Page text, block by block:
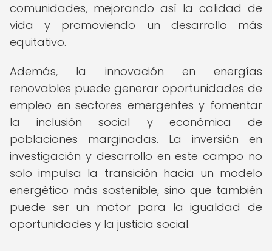
comunidades, mejorando así la calidad de
vida y promoviendo un desarrollo más
equitativo.
Además, la innovación en energías
renovables puede generar oportunidades de
empleo en sectores emergentes y fomentar
la inclusión social y económica de
poblaciones marginadas. La inversión en
investigación y desarrollo en este campo no
solo impulsa la transición hacia un modelo
energético más sostenible, sino que también
puede ser un motor para la igualdad de
oportunidades y la justicia social.